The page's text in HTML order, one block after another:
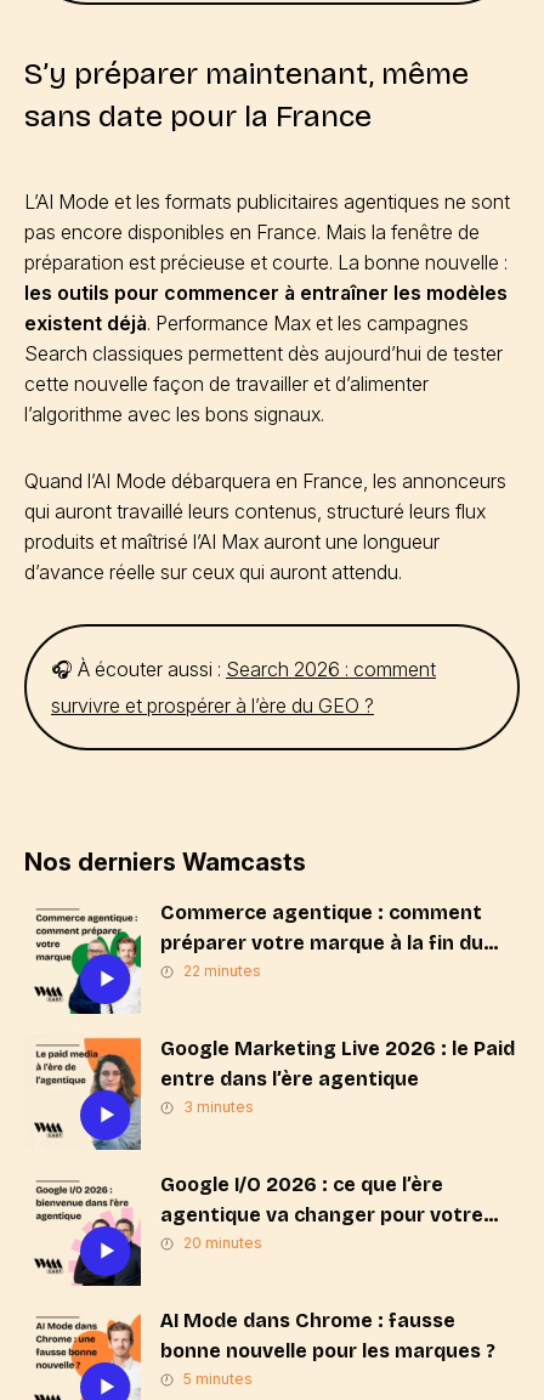
S’y préparer maintenant, même
sans date pour la France
L’AI Mode et les formats publicitaires agentiques ne sont
pas encore disponibles en France. Mais la fenêtre de
préparation est précieuse et courte. La bonne nouvelle :
les outils pour commencer à entraîner les modèles
existent déjà. Performance Max et les campagnes
Search classiques permettent dès aujourd’hui de tester
cette nouvelle façon de travailler et d’alimenter
l’algorithme avec les bons signaux.
Quand l’AI Mode débarquera en France, les annonceurs
qui auront travaillé leurs contenus, structuré leurs flux
produits et maîtrisé l’AI Max auront une longueur
d’avance réelle sur ceux qui auront attendu.
🎧 À écouter aussi : Search 2026 : comment
survivre et prospérer à l’ère du GEO ?
Nos derniers Wamcasts
Commerce agentique : comment
préparer votre marque à la fin du
« Search & Click » ?
22 minutes
Google Marketing Live 2026 : le Paid
entre dans l’ère agentique
3 minutes
Google I/O 2026 : ce que l’ère
agentique va changer pour votre
stratégie de marque
20 minutes
AI Mode dans Chrome : fausse
bonne nouvelle pour les marques ?
5 minutes